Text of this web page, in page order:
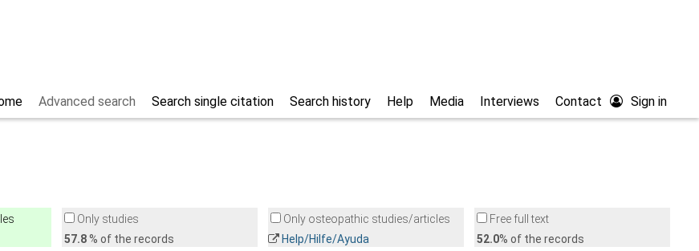
Sign in
Contact
Interviews
Media
Help
Search history
Search single citation
Advanced search
Only studies
57.8% of the records
Only osteopathic studies/articles
Help/Hilfe/Ayuda
Free full text
52.0% of the records